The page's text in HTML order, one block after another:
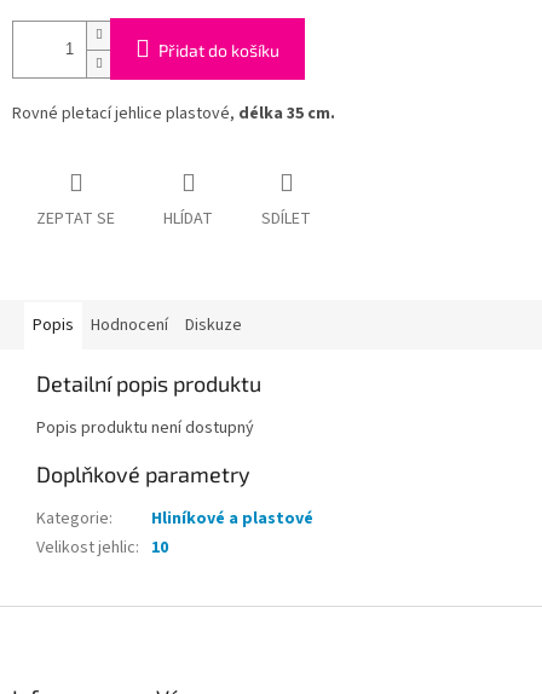
Přidat do košíku
Rovné pletací jehlice plastové, délka 35 cm.
ZEPTAT SE HLÍDAT SDÍLET
Popis Hodnocení Diskuze
Detailní popis produktu
Popis produktu není dostupný
Doplňkové parametry
Kategorie:
Hliníkové a plastové
Velikost jehlic: 10